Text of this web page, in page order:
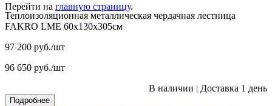
Перейти на главную страницу.
Теплоизоляционная металлическая чердачная лестница
FAKRO LME 60х130х305см
97 200 руб./шт
96 650 руб./шт
В наличии | Доставка 1 день
Подробнее